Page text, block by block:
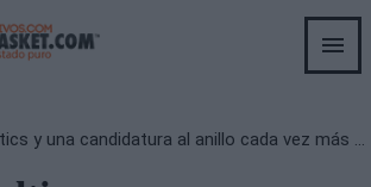
Boston Celtics y una candidatura al anillo cada vez más fiable